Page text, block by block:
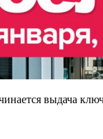
выдача